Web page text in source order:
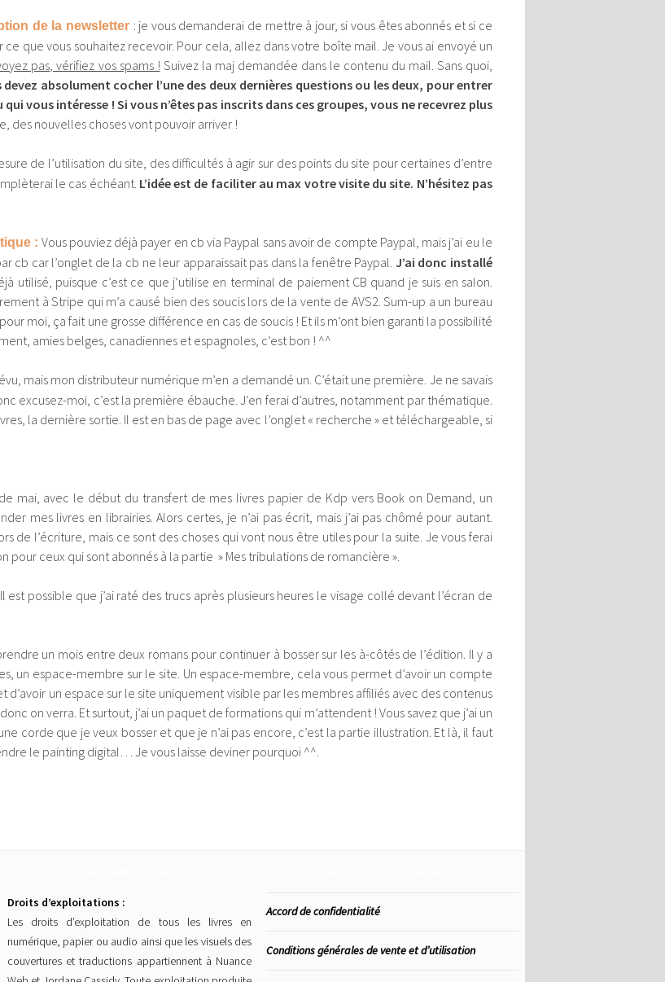
de la newsletter : je vous demanderai de mettre à jour, si vous êtes abonnés et si ce
ce que vous souhaitez recevoir. Pour cela, allez dans votre boîte mail. Je vous ai envoyé un
pas, vérifiez vos spams ! Suivez la maj demandée dans le contenu du mail. Sans quoi,
devez absolument cocher l’une des deux dernières questions ou les deux, pour entrer
vous intéresse ! Si vous n’êtes pas inscrits dans ces groupes, vous ne recevrez plus
des nouvelles choses vont pouvoir arriver !
de l’utilisation du site, des difficultés à agir sur des points du site pour certaines d’entre
le cas échéant. L’idée est de faciliter au max votre visite du site. N’hésitez pas
: Vous pouviez déjà payer en cb via Paypal sans avoir de compte Paypal, mais j’ai eu le
cb car l’onglet de la cb ne leur apparaissait pas dans la fenêtre Paypal. J’ai donc installé
utilisé, puisque c’est ce que j’utilise en terminal de paiement CB quand je suis en salon.
à Stripe qui m’a causé bien des soucis lors de la vente de AVS2. Sum-up a un bureau
moi, ça fait une grosse différence en cas de soucis ! Et ils m’ont bien garanti la possibilité
amies belges, canadiennes et espagnoles, c’est bon ! ^^
mais mon distributeur numérique m’en a demandé un. C’était une première. Je ne savais
excusez-moi, c’est la première ébauche. J’en ferai d’autres, notamment par thématique.
la dernière sortie. Il est en bas de page avec l’onglet « recherche » et téléchargeable, si
mai, avec le début du transfert de mes livres papier de Kdp vers Book on Demand, un
mes livres en librairies. Alors certes, je n’ai pas écrit, mais j’ai pas chômé pour autant.
de l’écriture, mais ce sont des choses qui vont nous être utiles pour la suite. Je vous ferai
pour ceux qui sont abonnés à la partie » Mes tribulations de romancière ».
possible que j’ai raté des trucs après plusieurs heures le visage collé devant l’écran de
un mois entre deux romans pour continuer à bosser sur les à-côtés de l’édition. Il y a
un espace-membre sur le site. Un espace-membre, cela vous permet d’avoir un compte
un espace sur le site uniquement visible par les membres affiliés avec des contenus
on verra. Et surtout, j’ai un paquet de formations qui m’attendent ! Vous savez que j’ai un
corde que je veux bosser et que je n’ai pas encore, c’est la partie illustration. Et là, il faut
le painting digital… Je vous laisse deviner pourquoi ^^.
Droits d’exploitations :
Les droits d’exploitation de tous les livres en
numérique, papier ou audio ainsi que les visuels des
couvertures et traductions appartiennent à Nuance
Accord de confidentialité
Conditions générales de vente et d’utilisation